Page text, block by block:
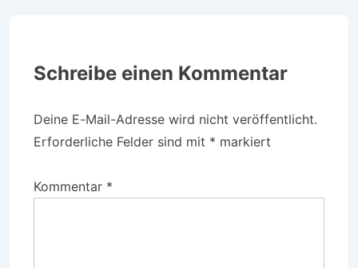
Schreibe einen Kommentar
Deine E-Mail-Adresse wird nicht veröffentlicht.
Erforderliche Felder sind mit * markiert
Kommentar *